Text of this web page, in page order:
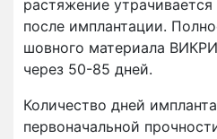
растяжение
после имплантации.
шовного материала
через 50-85 дней.
Количество дней
первоначальной